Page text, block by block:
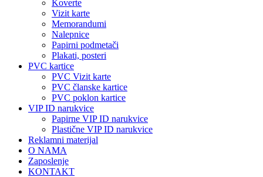
Koverte
Vizit karte
Memorandumi
Nalepnice
Papirni podmetači
Plakati, posteri
PVC kartice
PVC Vizit karte
PVC članske kartice
PVC poklon kartice
VIP ID narukvice
Papirne VIP ID narukvice
Plastične VIP ID narukvice
Reklamni materijal
O NAMA
Zaposlenje
KONTAKT